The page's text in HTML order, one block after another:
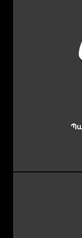
КЛЮЧ